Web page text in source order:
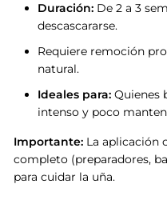
Duración: De 2 a 3
descascararse.
Requiere remoción
natural.
Ideales para: Quienes
intenso y poco
Importante: La aplicación
completo (preparadores,
para cuidar la uña.